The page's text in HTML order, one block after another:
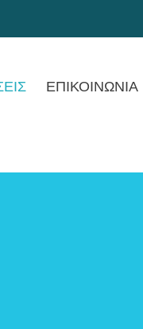
ΕΠΙΚΟΙΝΩΝΙΑ